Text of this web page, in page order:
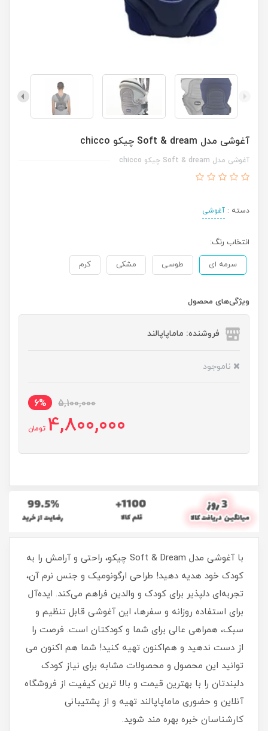
آغوشی مدل Soft & dream چیکو chicco
آغوشی مدل Soft & dream چیکو chicco
دسته : آغوشی
انتخاب رنگ:
سرمه ای طوسی مشکی کرم
ویژگی‌های محصول
فروشنده: ماماپاپالند
ناموجود
5,100,000
6%
4,800,000 تومان
با آغوشی مدل Soft & Dream چیکو، راحتی و آرامش را به
کودک خود هدیه دهید! طراحی ارگونومیک و جنس نرم آن،
تجربه‌ای دلپذیر برای کودک و والدین فراهم می‌کند. ایده‌آل
برای استفاده روزانه و سفرها، این آغوشی قابل تنظیم و
سبک، همراهی عالی برای شما و کودکتان است. فرصت را
از دست ندهید و هم‌اکنون تهیه کنید! شما هم اکنون می
توانید این محصول و محصولات مشابه برای نیاز کودک
دلبندتان را با بهترین قیمت و بالا ترین کیفیت از فروشگاه
آنلاین و حضوری ماماپاپالند تهیه و از پشتیبانی
کارشناسان خبره بهره مند شوید.